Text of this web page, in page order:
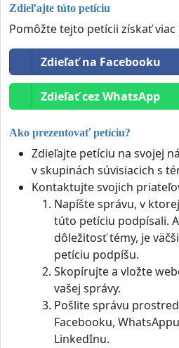
Zdieľajte túto petíciu
Pomôžte tejto petícii získať viac
Zdieľať na Facebooku
Zdieľať cez WhatsApp
Ako prezentovať petíciu?
Zdieľajte petíciu na svojej
v skupinách súvisiacich s
Kontaktujte svojich
Napíšte správu, v
túto petíciu podpísali.
dôležitosť témy, je
petíciu podpíšu.
Skopírujte a vložte
vašej správy.
Pošlite správu
Facebooku,
LinkedInu.